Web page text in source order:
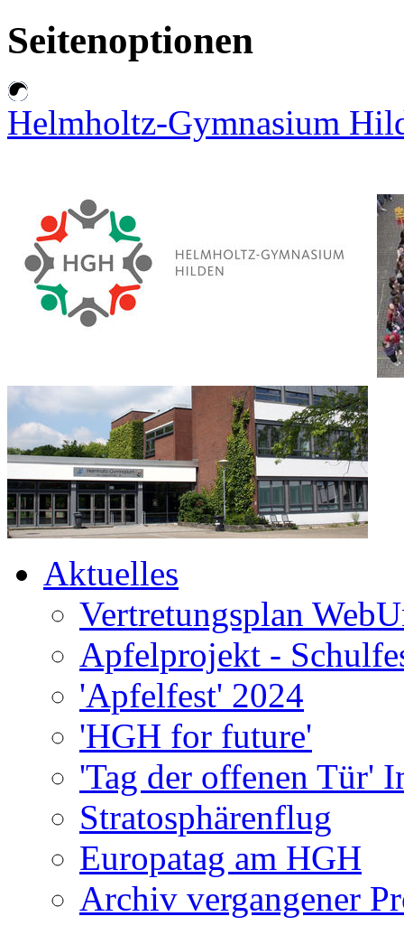
Seitenoptionen
Helmholtz-Gymnasium
Aktuelles
Vertretungsplan
Apfelprojekt -
'Apfelfest' 2024
'HGH for future'
'Tag der offenen Tür'
Stratosphärenflug
Europatag am HGH
Archiv vergangener